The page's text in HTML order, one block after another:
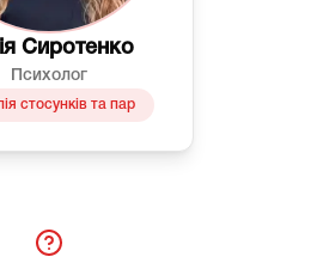
Сиротенко
Психолог
стосунків та пар